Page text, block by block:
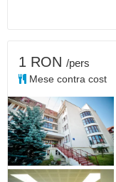
1 RON /pers
Mese contra cost